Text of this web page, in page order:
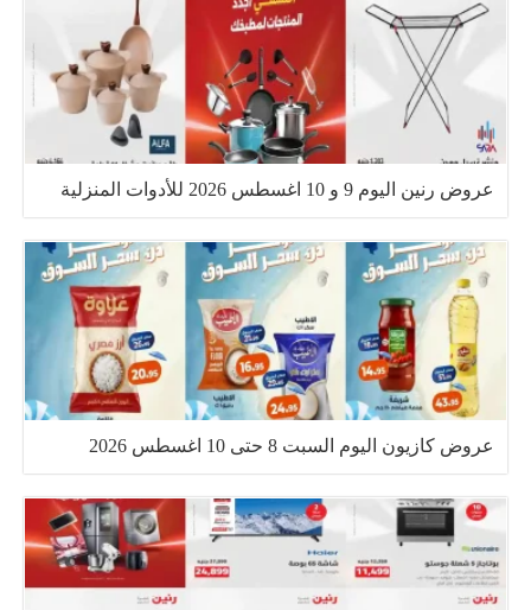
عروض رنين اليوم 9 و 10 اغسطس 2026 للأدوات المنزلية
عروض كازيون اليوم السبت 8 حتى 10 اغسطس 2026